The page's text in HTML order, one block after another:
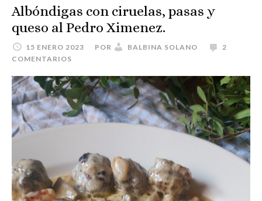
Albóndigas con ciruelas, pasas y
queso al Pedro Ximenez.
15 ENERO 2023 POR BALBINA SOLANO
2
COMENTARIOS